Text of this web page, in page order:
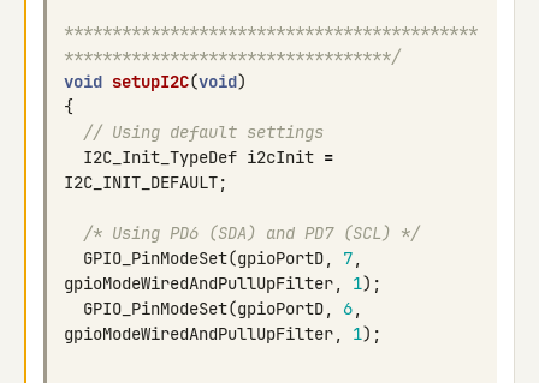
*******************************************
**********************************/
void setupI2C(void)
{
// Using default settings
I2C_Init_TypeDef i2cInit =
I2C_INIT_DEFAULT;
/* Using PD6 (SDA) and PD7 (SCL) */
GPIO_PinModeSet(gpioPortD, 7,
gpioModeWiredAndPullUpFilter, 1);
GPIO_PinModeSet(gpioPortD, 6,
gpioModeWiredAndPullUpFilter, 1);